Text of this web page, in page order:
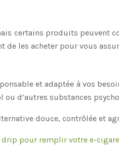
certains produits
de les acheter pour vous
et adaptée à vos
ou d’autres substances
douce, contrôlée et
pour remplir votre e-